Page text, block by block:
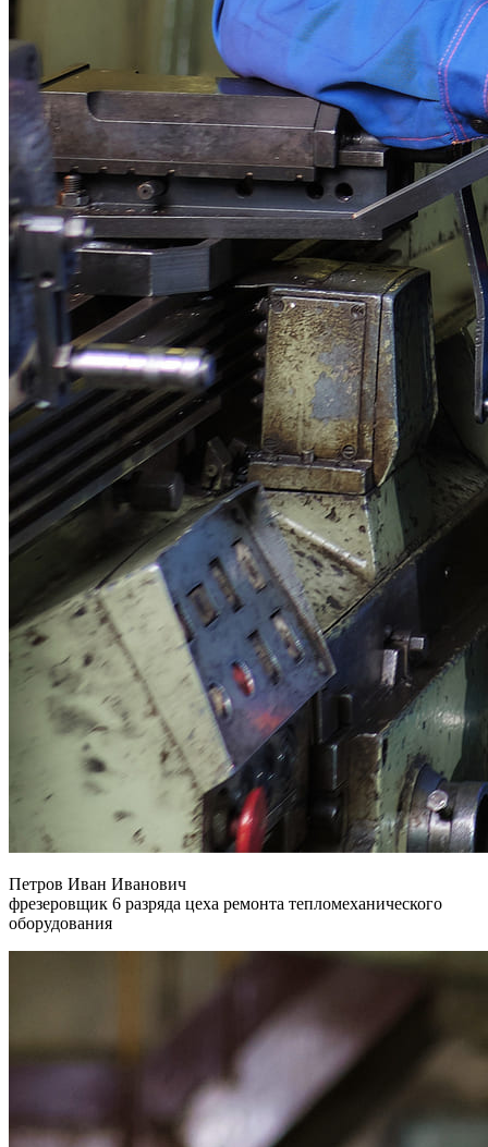
Петров Иван Иванович
фрезеровщик 6 разряда цеха ремонта тепломеханического
оборудования